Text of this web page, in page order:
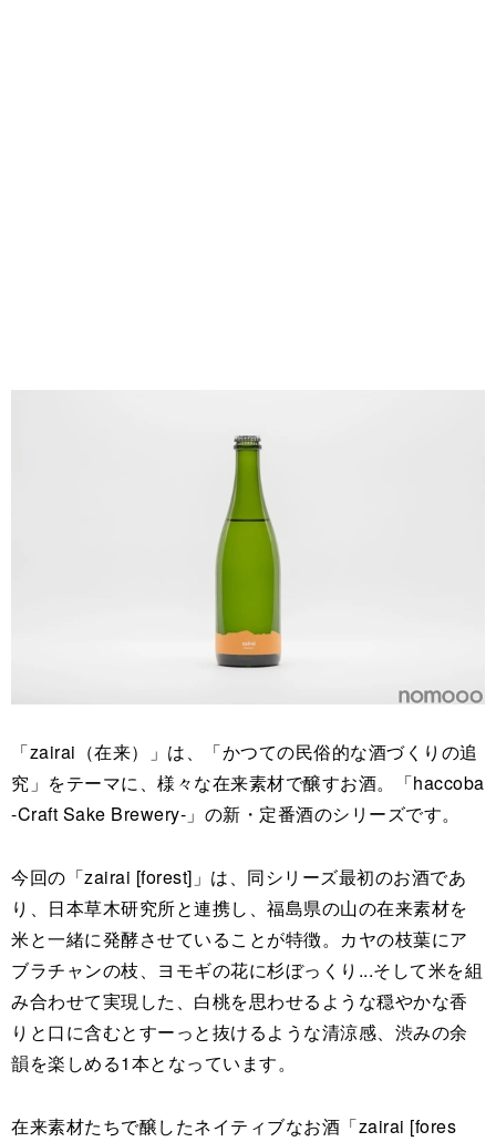
「zairai（在来）」は、「かつての民俗的な酒づくりの追
究」をテーマに、様々な在来素材で醸すお酒。「haccoba
-Craft Sake Brewery-」の新・定番酒のシリーズです。
今回の「zairai [forest]」は、同シリーズ最初のお酒であ
り、日本草木研究所と連携し、福島県の山の在来素材を
米と一緒に発酵させていることが特徴。カヤの枝葉にア
ブラチャンの枝、ヨモギの花に杉ぼっくり...そして米を組
み合わせて実現した、白桃を思わせるような穏やかな香
りと口に含むとすーっと抜けるような清涼感、渋みの余
韻を楽しめる1本となっています。
在来素材たちで醸したネイティブなお酒「zairai [fores